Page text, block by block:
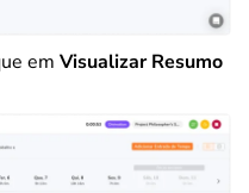
em Visualizar Resumo